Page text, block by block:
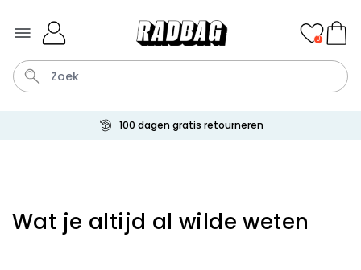
Gepersonaliseerde
champagne coupe met tekst
0
100 dagen gratis retourneren
Wat je altijd al wilde weten